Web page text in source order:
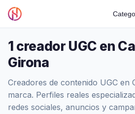
1 creador UGC en
Girona
Creadores de contenido UGC en
marca. Perfiles reales
redes sociales, anuncios y